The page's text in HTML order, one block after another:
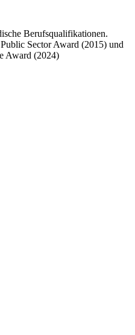
Berufsqualifikationen.
Sector Award (2015) und
Award (2024)